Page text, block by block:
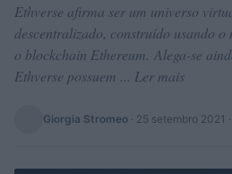
Ethverse afirma ser um universo
descentralizado, construído usando
o blockchain Ethereum. Alega-se
Ethverse possuem ... Ler mais
Giorgia Stromeo · 25 setembro 2021